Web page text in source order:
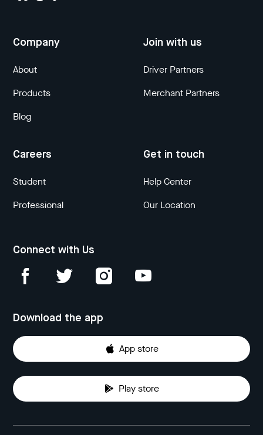
Company
About
Products
Blog
Join with us
Driver Partners
Merchant Partners
Careers
Student
Professional
Get in touch
Help Center
Our Location
Connect with Us
Download the app
App store
Play store